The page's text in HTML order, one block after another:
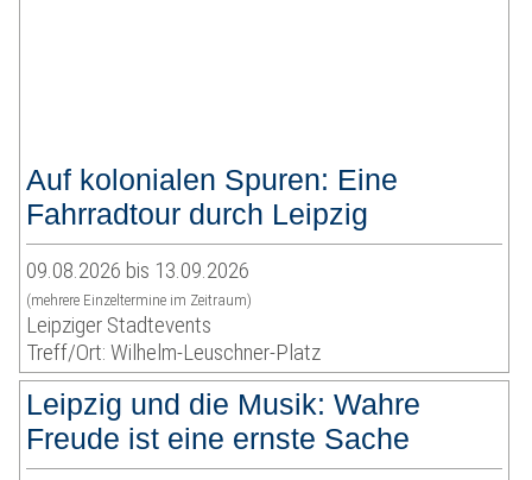
Auf kolonialen Spuren: Eine
Fahrradtour durch Leipzig
09.08.2026 bis 13.09.2026
(mehrere Einzeltermine im Zeitraum)
Leipziger Stadtevents
Treff/Ort: Wilhelm-Leuschner-Platz
Leipzig und die Musik: Wahre
Freude ist eine ernste Sache